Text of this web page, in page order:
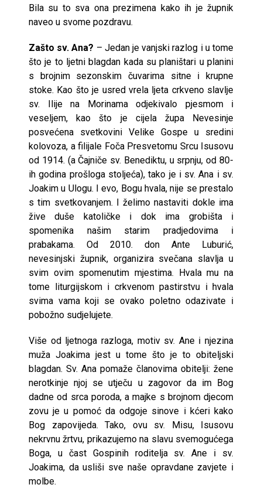
Bila su to sva ona prezimena kako ih je župnik
naveo u svome pozdravu.
Zašto sv. Ana? – Jedan je vanjski razlog i u tome
što je to ljetni blagdan kada su planištari u planini
s brojnim sezonskim čuvarima sitne i krupne
stoke. Kao što je usred vrela ljeta crkveno slavlje
sv. Ilije na Morinama odjekivalo pjesmom i
veseljem, kao što je cijela župa Nevesinje
posvećena svetkovini Velike Gospe u sredini
kolovoza, a filijale Foča Presvetomu Srcu Isusovu
od 1914. (a Čajniče sv. Benediktu, u srpnju, od 80-
ih godina prošloga stoljeća), tako je i sv. Ana i sv.
Joakim u Ulogu. I evo, Bogu hvala, nije se prestalo
s tim svetkovanjem. I želimo nastaviti dokle ima
žive duše katoličke i dok ima grobišta i
spomenika našim starim pradjedovima i
prabakama. Od 2010. don Ante Luburić,
nevesinjski župnik, organizira svečana slavlja u
svim ovim spomenutim mjestima. Hvala mu na
tome liturgijskom i crkvenom pastirstvu i hvala
svima vama koji se ovako poletno odazivate i
pobožno sudjelujete.
Više od ljetnoga razloga, motiv sv. Ane i njezina
muža Joakima jest u tome što je to obiteljski
blagdan. Sv. Ana pomaže članovima obitelji: žene
nerotkinje njoj se utječu u zagovor da im Bog
dadne od srca poroda, a majke s brojnom djecom
zovu je u pomoć da odgoje sinove i kćeri kako
Bog zapovijeda. Tako, ovu sv. Misu, Isusovu
nekrvnu žrtvu, prikazujemo na slavu svemogućega
Boga, u čast Gospinih roditelja sv. Ane i sv.
Joakima, da usliši sve naše opravdane zavjete i
molbe.